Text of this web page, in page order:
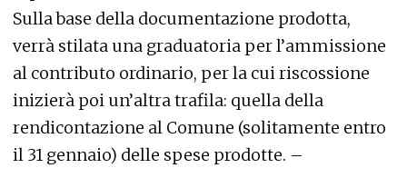
Sulla base della documentazione prodotta,
verrà stilata una graduatoria per l’ammissione
al contributo ordinario, per la cui riscossione
inizierà poi un’altra trafila: quella della
rendicontazione al Comune (solitamente entro
il 31 gennaio) delle spese prodotte. –